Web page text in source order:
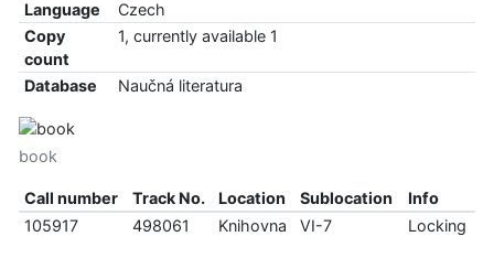
Language
Czech
Copy
count
1, currently available 1
Database Naučná literatura
book
Call number Track No. Location Sublocation
Info
105917
498061 Knihovna VI-7 Locking